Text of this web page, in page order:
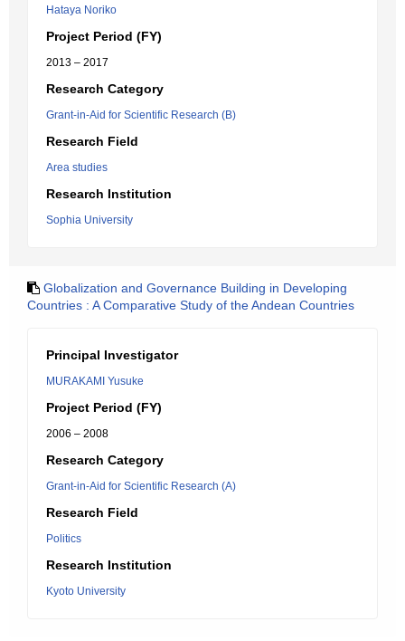
Hataya Noriko
Project Period (FY)
2013 – 2017
Research Category
Grant-in-Aid for Scientific Research (B)
Research Field
Area studies
Research Institution
Sophia University
Globalization and Governance Building in Developing
Countries : A Comparative Study of the Andean Countries
Principal Investigator
MURAKAMI Yusuke
Project Period (FY)
2006 – 2008
Research Category
Grant-in-Aid for Scientific Research (A)
Research Field
Politics
Research Institution
Kyoto University